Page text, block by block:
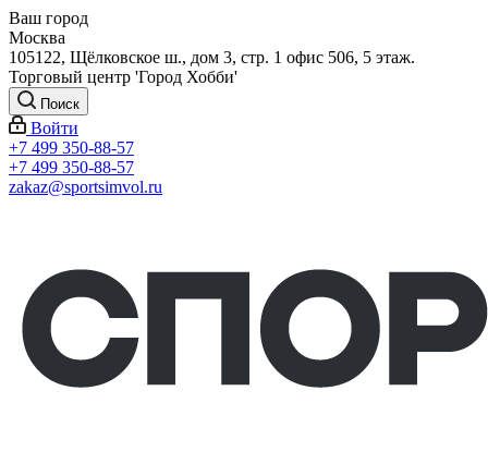
Ваш город
Москва
105122, Щёлковское ш., дом 3, стр. 1 офис 506, 5 этаж.
Торговый центр 'Город Хобби'
Поиск
Войти
+7 499 350-88-57
+7 499 350-88-57
zakaz@sportsimvol.ru